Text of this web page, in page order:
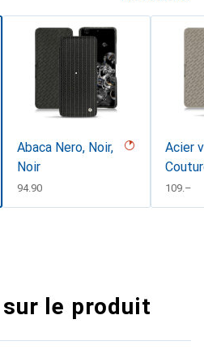
Abaca Nero, Noir,
Noir
CHF
94.90
Acier
CHF
109.–
le produit